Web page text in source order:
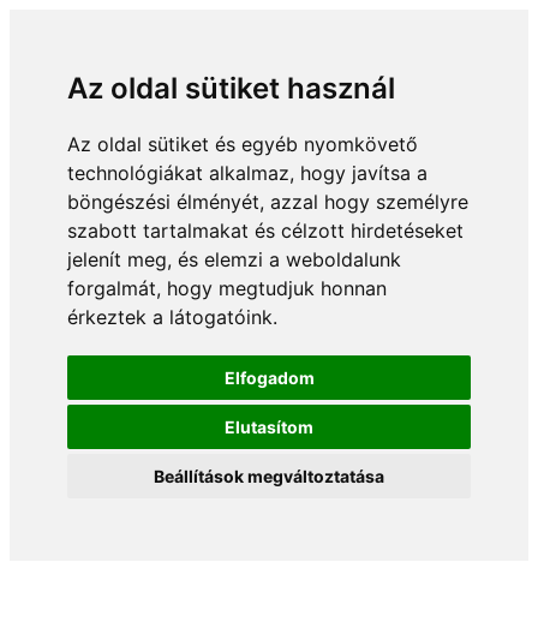
Az oldal sütiket használ
Az oldal sütiket és egyéb nyomkövető
technológiákat alkalmaz, hogy javítsa a
böngészési élményét, azzal hogy személyre
szabott tartalmakat és célzott hirdetéseket
jelenít meg, és elemzi a weboldalunk
forgalmát, hogy megtudjuk honnan
érkeztek a látogatóink.
Elfogadom
Elutasítom
Beállítások megváltoztatása